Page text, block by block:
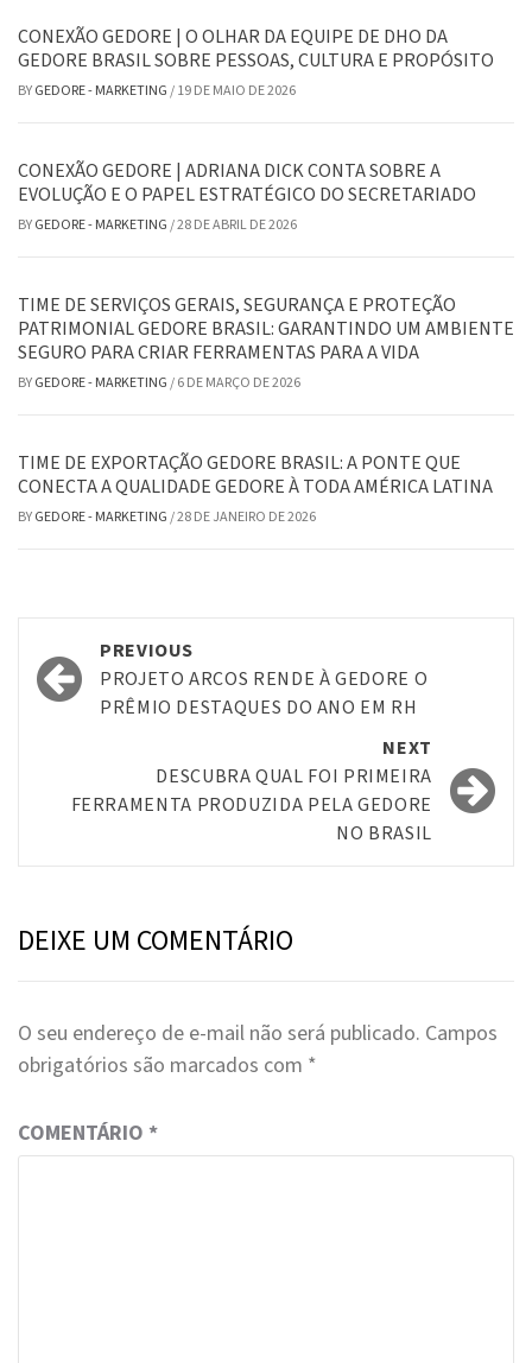
CONEXÃO GEDORE | O OLHAR DA EQUIPE DE DHO DA
GEDORE BRASIL SOBRE PESSOAS, CULTURA E PROPÓSITO
BYGEDORE - MARKETING/19 DE MAIO DE 2026
CONEXÃO GEDORE | ADRIANA DICK CONTA SOBRE A
EVOLUÇÃO E O PAPEL ESTRATÉGICO DO SECRETARIADO
BYGEDORE - MARKETING/28 DE ABRIL DE 2026
TIME DE SERVIÇOS GERAIS, SEGURANÇA E PROTEÇÃO
PATRIMONIAL GEDORE BRASIL: GARANTINDO UM AMBIENTE
SEGURO PARA CRIAR FERRAMENTAS PARA A VIDA
BYGEDORE - MARKETING/6 DE MARÇO DE 2026
TIME DE EXPORTAÇÃO GEDORE BRASIL: A PONTE QUE
CONECTA A QUALIDADE GEDORE À TODA AMÉRICA LATINA
BYGEDORE - MARKETING/28 DE JANEIRO DE 2026
Post
navigation
PREVIOUS
PROJETO ARCOS RENDE À GEDORE O
PRÊMIO DESTAQUES DO ANO EM RH
NEXT
DESCUBRA QUAL FOI PRIMEIRA
FERRAMENTA PRODUZIDA PELA GEDORE
NO BRASIL
DEIXE UM COMENTÁRIO
O seu endereço de e-mail não será publicado. Campos
obrigatórios são marcados com *
COMENTÁRIO *